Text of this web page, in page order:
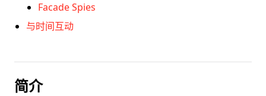
Facade Spies
与时间互动
简介